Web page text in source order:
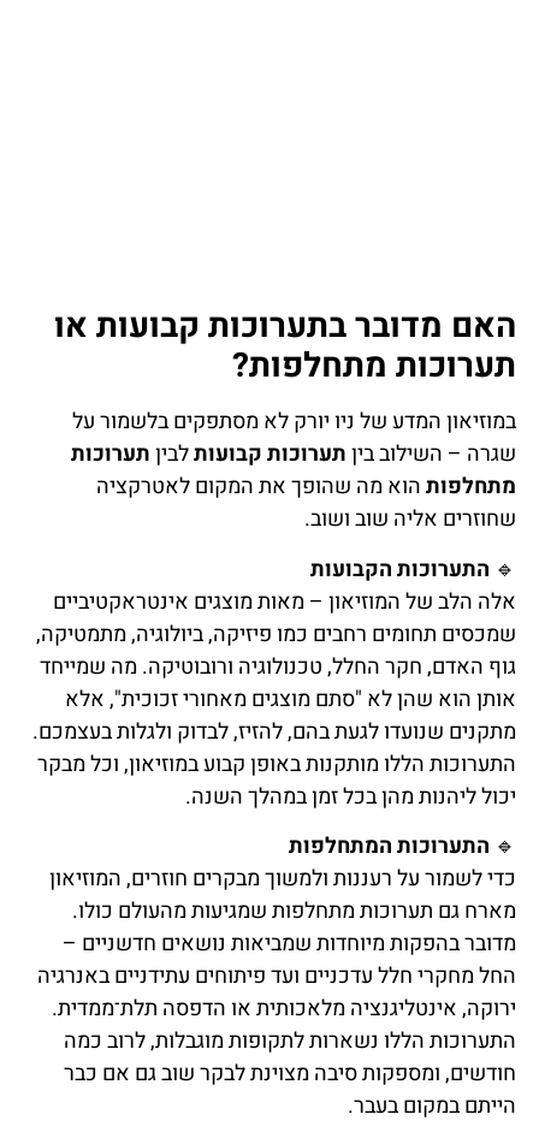
האם מדובר בתערוכות קבועות או
תערוכות מתחלפות?
במוזיאון המדע של ניו יורק לא מסתפקים בלשמור על
שגרה – השילוב ביןתערוכות קבועותלביןתערוכות
מתחלפותהוא מה שהופך את המקום לאטרקציה
שחוזרים אליה שוב ושוב.
🔹 התערוכות הקבועות
אלה הלב של המוזיאון – מאות מוצגים אינטראקטיביים
שמכסים תחומים רחבים כמו פיזיקה, ביולוגיה, מתמטיקה,
גוף האדם, חקר החלל, טכנולוגיה ורובוטיקה. מה שמייחד
אותן הוא שהן לא "סתם מוצגים מאחורי זכוכית", אלא
מתקנים שנועדו לגעת בהם, להזיז, לבדוק ולגלות בעצמכם.
התערוכות הללו מותקנות באופן קבוע במוזיאון, וכל מבקר
יכול ליהנות מהן בכל זמן במהלך השנה.
🔹 התערוכות המתחלפות
כדי לשמור על רעננות ולמשוך מבקרים חוזרים, המוזיאון
מארח גם תערוכות מתחלפות שמגיעות מהעולם כולו.
מדובר בהפקות מיוחדות שמביאות נושאים חדשניים –
החל מחקרי חלל עדכניים ועד פיתוחים עתידניים באנרגיה
ירוקה, אינטליגנציה מלאכותית או הדפסה תלת־ממדית.
התערוכות הללו נשארות לתקופות מוגבלות, לרוב כמה
חודשים, ומספקות סיבה מצוינת לבקר שוב גם אם כבר
הייתם במקום בעבר.